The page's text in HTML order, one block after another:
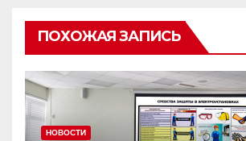
ПОХОЖАЯ ЗАПИСЬ
НОВОСТИ